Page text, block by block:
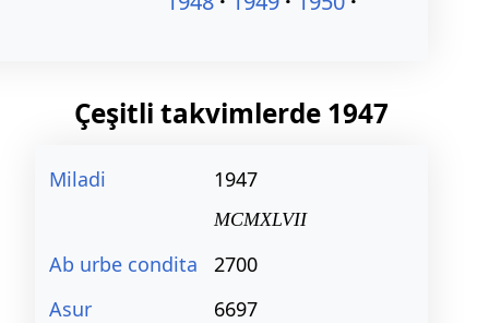
Çeşitli takvimlerde 1947
Miladi 1947
MCMXLVII
Ab urbe condita
2700
Asur
6697